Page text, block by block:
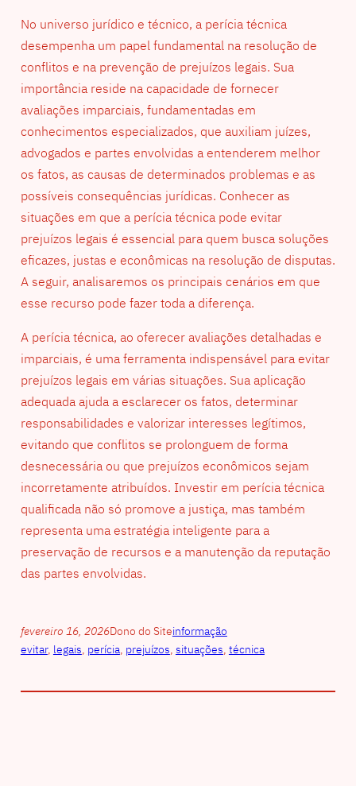
No universo jurídico e técnico, a perícia técnica
desempenha um papel fundamental na resolução de
conflitos e na prevenção de prejuízos legais. Sua
importância reside na capacidade de fornecer
avaliações imparciais, fundamentadas em
conhecimentos especializados, que auxiliam juízes,
advogados e partes envolvidas a entenderem melhor
os fatos, as causas de determinados problemas e as
possíveis consequências jurídicas. Conhecer as
situações em que a perícia técnica pode evitar
prejuízos legais é essencial para quem busca soluções
eficazes, justas e econômicas na resolução de disputas.
A seguir, analisaremos os principais cenários em que
esse recurso pode fazer toda a diferença.
A perícia técnica, ao oferecer avaliações detalhadas e
imparciais, é uma ferramenta indispensável para evitar
prejuízos legais em várias situações. Sua aplicação
adequada ajuda a esclarecer os fatos, determinar
responsabilidades e valorizar interesses legítimos,
evitando que conflitos se prolonguem de forma
desnecessária ou que prejuízos econômicos sejam
incorretamente atribuídos. Investir em perícia técnica
qualificada não só promove a justiça, mas também
representa uma estratégia inteligente para a
preservação de recursos e a manutenção da reputação
das partes envolvidas.
fevereiro 16, 2026Dono do Siteinformação
evitar, legais, perícia, prejuízos, situações, técnica